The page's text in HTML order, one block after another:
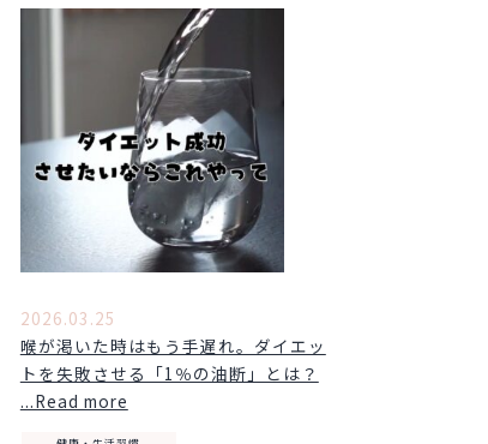
2026.03.25
喉が渇いた時はもう手遅れ。ダイエッ
トを失敗させる「1％の油断」とは？
...Read more